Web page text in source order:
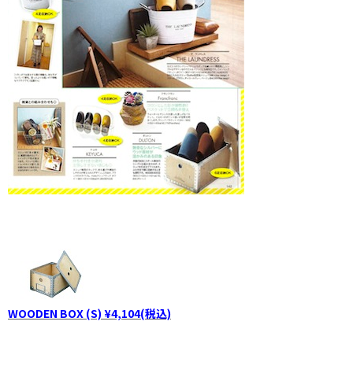
WOODEN BOX (S) ¥4,104(税込)